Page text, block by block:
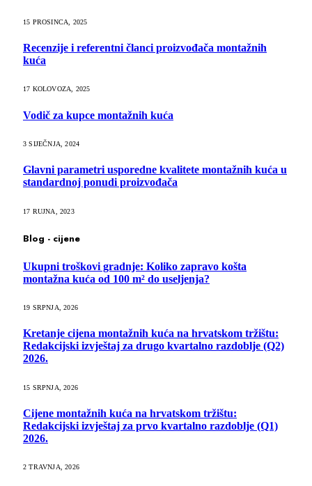
15 PROSINCA, 2025
Recenzije i referentni članci proizvođača montažnih
kuća
17 KOLOVOZA, 2025
Vodič za kupce montažnih kuća
3 SIJEČNJA, 2024
Glavni parametri usporedne kvalitete montažnih kuća u
standardnoj ponudi proizvođača
17 RUJNA, 2023
Blog - cijene
Ukupni troškovi gradnje: Koliko zapravo košta
montažna kuća od 100 m² do useljenja?
19 SRPNJA, 2026
Kretanje cijena montažnih kuća na hrvatskom tržištu:
Redakcijski izvještaj za drugo kvartalno razdoblje (Q2)
2026.
15 SRPNJA, 2026
Cijene montažnih kuća na hrvatskom tržištu:
Redakcijski izvještaj za prvo kvartalno razdoblje (Q1)
2026.
2 TRAVNJA, 2026